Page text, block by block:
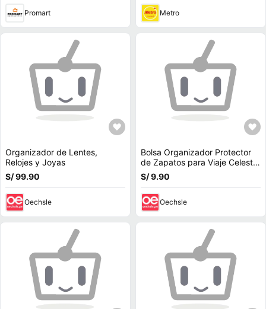
Promart Metro
Organizador de Lentes,
Relojes y Joyas
S/ 99.90
Oechsle
Bolsa Organizador Protector
de Zapatos para Viaje Celeste
BZ3
S/ 9.90
Oechsle